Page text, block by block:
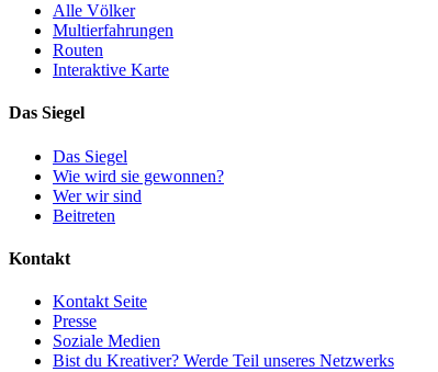
Alle Völker
Multierfahrungen
Routen
Interaktive Karte
Das Siegel
Das Siegel
Wie wird sie gewonnen?
Wer wir sind
Beitreten
Kontakt
Kontakt Seite
Presse
Soziale Medien
Bist du Kreativer? Werde Teil unseres Netzwerks